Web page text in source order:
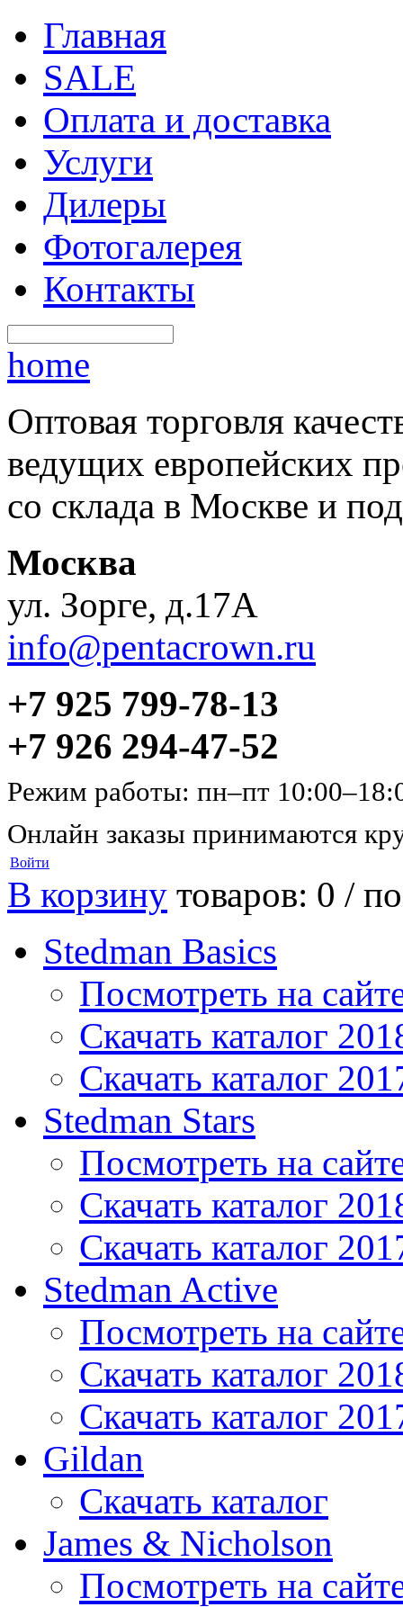
Главная
SALE
Оплата и доставка
Услуги
Дилеры
Фотогалерея
Контакты
home
Оптовая торговля
ведущих европейских
со склада в Москве и под
Москва
ул. Зорге, д.17А
info@pentacrown.ru
+7 925 799-78-13
+7 926 294-47-52
Режим работы: пн–пт
Онлайн заказы принимаются
Войти
В корзину товаров: 0 /
Stedman Basics
Посмотреть на
Скачать каталог
Скачать каталог
Stedman Stars
Посмотреть на
Скачать каталог
Скачать каталог
Stedman Active
Посмотреть на
Скачать каталог
Скачать каталог
Gildan
Скачать каталог
James & Nicholson
Посмотреть на